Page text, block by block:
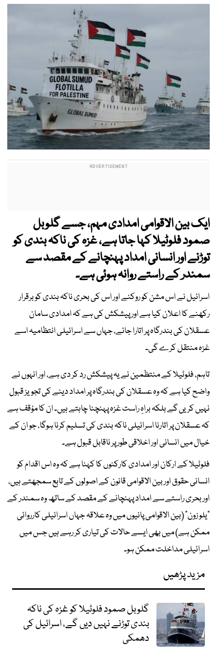
ایک بین الاقوامی امدادی مہم، جسے گلوبل
صمود فلوٹیلا کہا جاتا ہے، غزہ کی ناکہ بندی کو
توڑنے اور انسانی امداد پہنچانے کے مقصد سے
سمندر کے راستے روانہ ہوئی ہے۔
اسرائیل نے اس مشن کو روکنے اور اس کی بحری ناکہ بندی کو برقرار
رکھنے کا اعلان کیا ہے اور پیشکش کی ہے کہ امدادی سامان
عسقلان کی بندرگاہ پر اتارا جائے، جہاں سے اسرائیلی انتظامیہ اسے
غزہ منتقل کرے گی۔
تاہم، فلوٹیلا کے منتظمین نے یہ پیشکش رد کر دی ہے، اور انہوں نے
واضح کیا ہے کہ وہ عسقلان کی بندرگاہ پر امداد دینے کی تجویز قبول
نہیں کریں گے بلکہ براہِ راست غزہ پہنچنا چاہتے ہیں۔ ان کا مؤقف ہے
کہ عسقلان پر اتارنا اسرائیلی ناکہ بندی کی تسلیم کرنا ہوگا، جو ان کے
خیال میں انسانی اور اخلاقی طور پر ناقابل قبول ہے۔
فلوٹیلا کے ارکان اور امدادی کارکنوں کا کہنا ہے کہ وہ اس اقدام کو
انسانی حقوق اور بین الاقوامی قانون کے اصولوں کے تابع سمجھتے ہیں،
اور بحری راستے سے امداد پہنچانے کے مقصد کے ساتھ وہ سمندر کے
“یلو زون” (بین الاقوامی پانیوں میں وہ علاقہ جہاں اسرائیلی کارروائی
ممکن ہے) میں بھی ایسے حالات کی تیاری کر رہے ہیں جس میں
اسرائیلی مداخلت ممکن ہو۔
مزید پڑھیں
گلوبل صمود فلوٹیلا کو غزہ کی ناکہ
بندی توڑنے نہیں دیں گے، اسرائیل کی
دھمکی